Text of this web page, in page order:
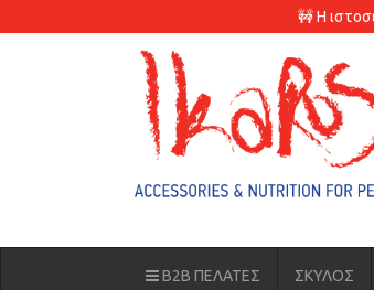
🚧 Η
B2B ΠΕΛΑΤΕΣ ΣΚΥΛΟΣ